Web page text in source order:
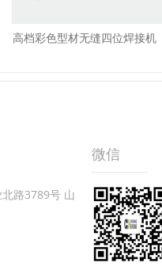
高档彩色型材无缝四位焊接机
路3789号 山
微信